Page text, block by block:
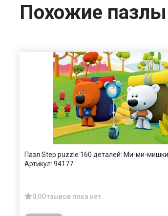
Похожие пазлы
Пазл Step puzzle 160 деталей: Ми-ми-мишки
Артикул: 94177
0,0Отзывов пока нет